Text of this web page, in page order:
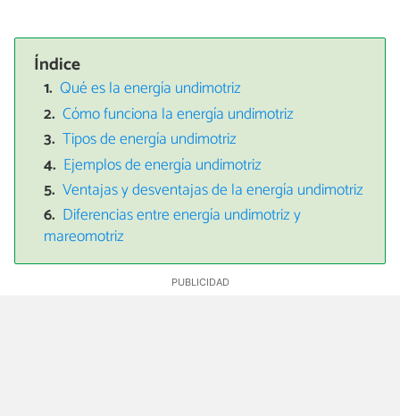
Índice
Qué es la energía undimotriz
Cómo funciona la energía undimotriz
Tipos de energía undimotriz
Ejemplos de energía undimotriz
Ventajas y desventajas de la energía undimotriz
Diferencias entre energía undimotriz y
mareomotriz